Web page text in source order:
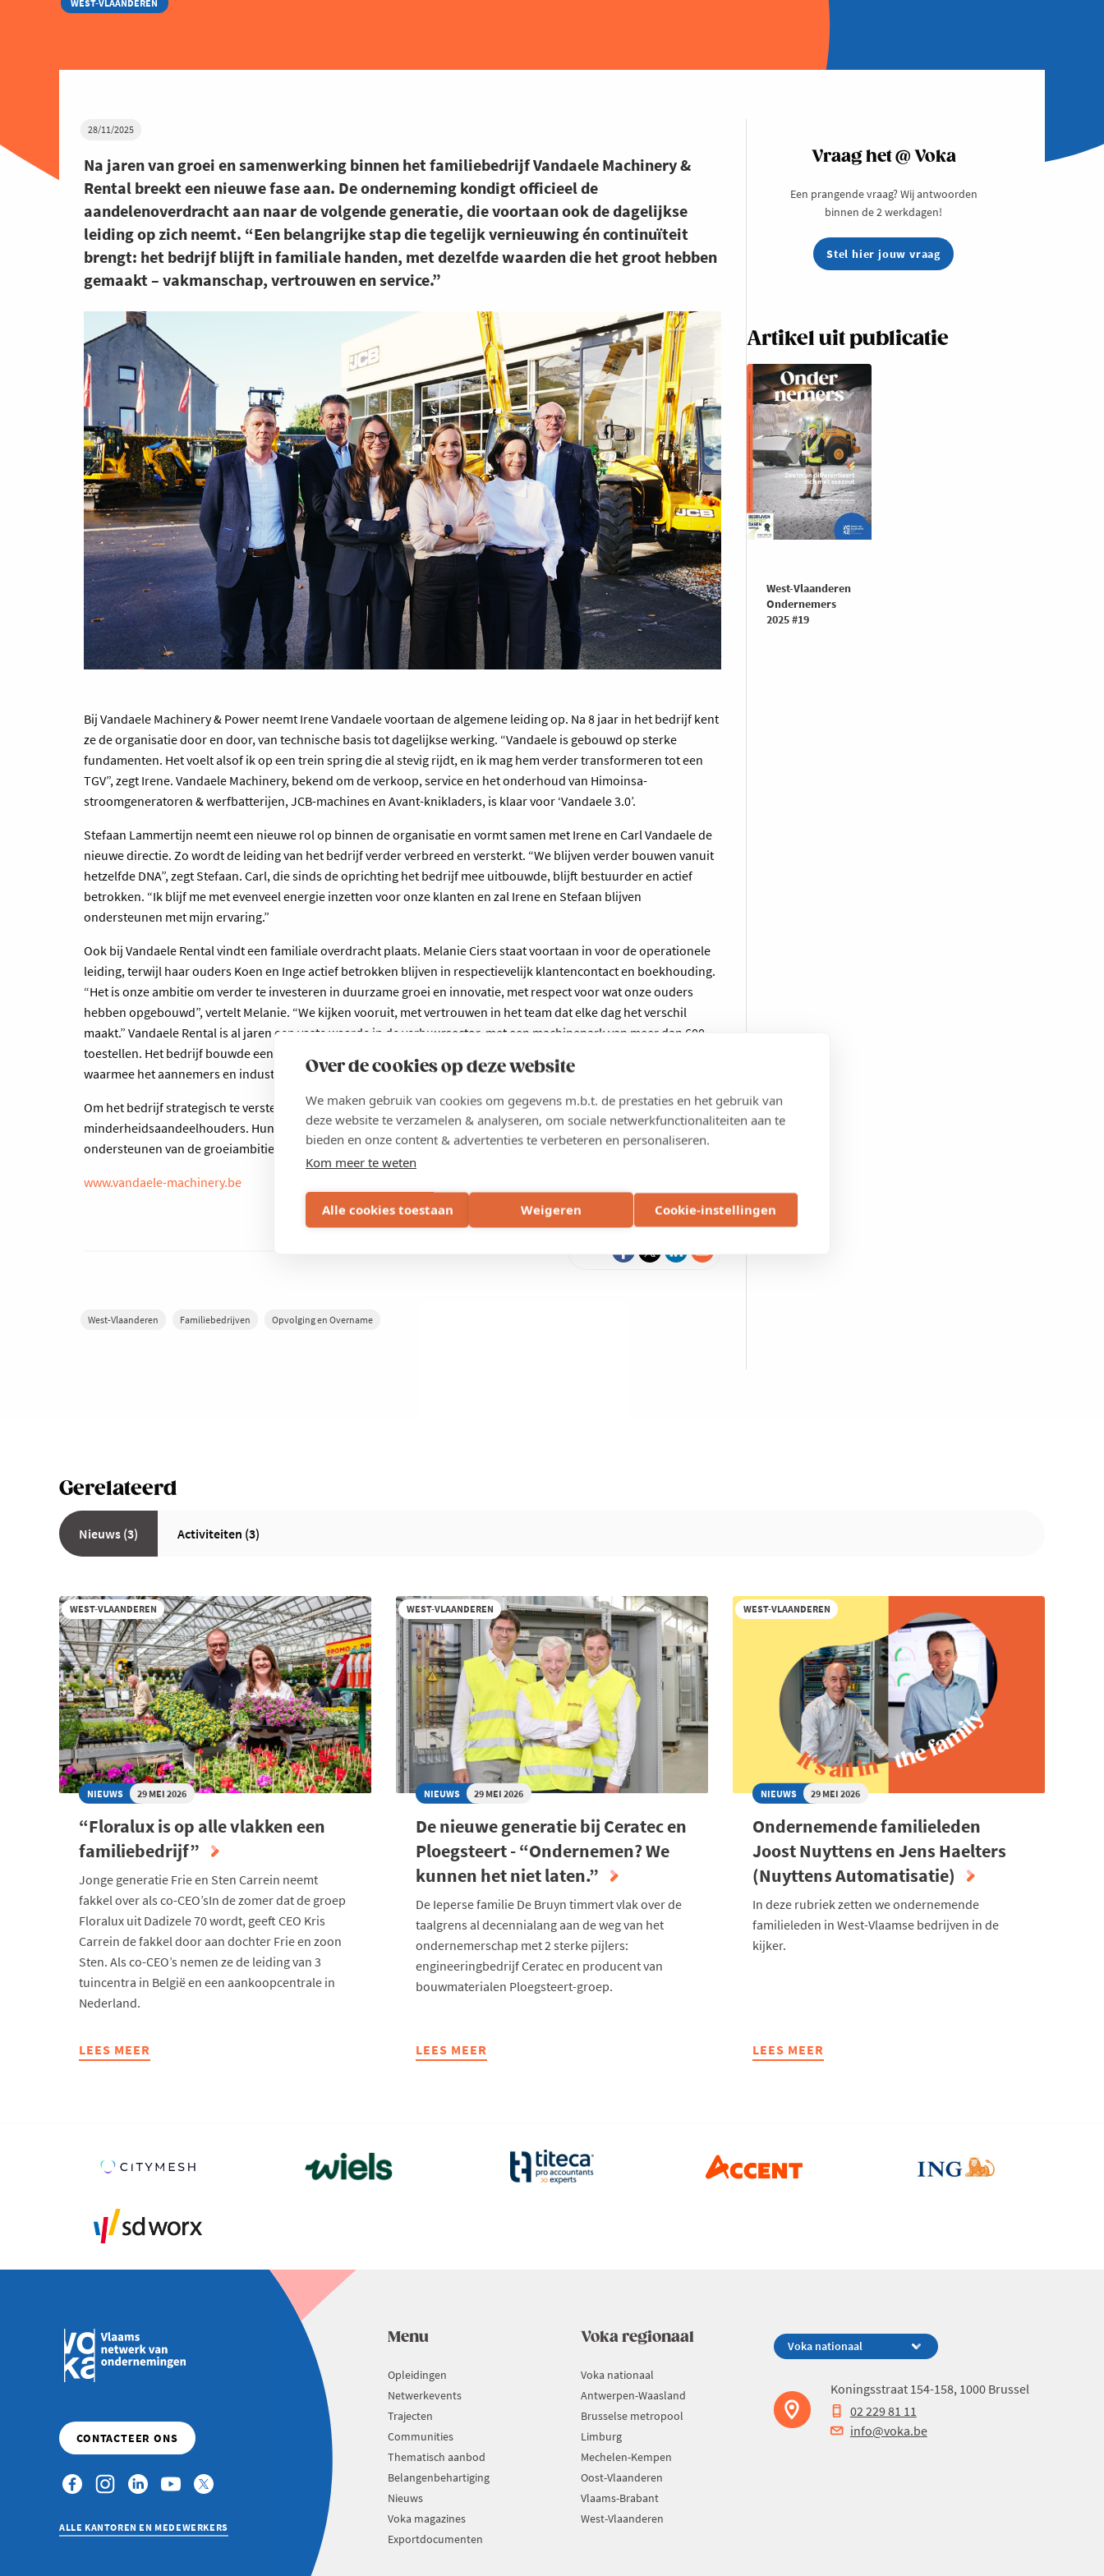
Over de cookies op deze website
We maken gebruik van cookies om gegevens m.b.t. de prestaties en het gebruik van
deze website te verzamelen & analyseren, om sociale netwerkfunctionaliteiten aan te
bieden en onze content & advertenties te verbeteren en personaliseren.
Kom meer te weten
Alle cookies toestaan Weigeren Cookie-instellingen
WEST-VLAANDEREN
28/11/2025
Na jaren van groei en samenwerking binnen het familiebedrijf Vandaele Machinery &
Rental breekt een nieuwe fase aan. De onderneming kondigt officieel de
aandelenoverdracht aan naar de volgende generatie, die voortaan ook de dagelijkse
leiding op zich neemt. “Een belangrijke stap die tegelijk vernieuwing én continuïteit
brengt: het bedrijf blijft in familiale handen, met dezelfde waarden die het groot hebben
gemaakt – vakmanschap, vertrouwen en service.”
Bij Vandaele Machinery & Power neemt Irene Vandaele voortaan de algemene leiding op. Na 8 jaar in het bedrijf kent
ze de organisatie door en door, van technische basis tot dagelijkse werking. “Vandaele is gebouwd op sterke
fundamenten. Het voelt alsof ik op een trein spring die al stevig rijdt, en ik mag hem verder transformeren tot een
TGV”, zegt Irene. Vandaele Machinery, bekend om de verkoop, service en het onderhoud van Himoinsa-
stroomgeneratoren & werfbatterijen, JCB-machines en Avant-knikladers, is klaar voor ‘Vandaele 3.0’.
Stefaan Lammertijn neemt een nieuwe rol op binnen de organisatie en vormt samen met Irene en Carl Vandaele de
nieuwe directie. Zo wordt de leiding van het bedrijf verder verbreed en versterkt. “We blijven verder bouwen vanuit
hetzelfde DNA”, zegt Stefaan. Carl, die sinds de oprichting het bedrijf mee uitbouwde, blijft bestuurder en actief
betrokken. “Ik blijf me met evenveel energie inzetten voor onze klanten en zal Irene en Stefaan blijven
ondersteunen met mijn ervaring.”
Ook bij Vandaele Rental vindt een familiale overdracht plaats. Melanie Ciers staat voortaan in voor de operationele
leiding, terwijl haar ouders Koen en Inge actief betrokken blijven in respectievelijk klantencontact en boekhouding.
“Het is onze ambitie om verder te investeren in duurzame groei en innovatie, met respect voor wat onze ouders
hebben opgebouwd”, vertelt Melanie. “We kijken vooruit, met vertrouwen in het team dat elke dag het verschil
maakt.” Vandaele Rental is al jaren een vaste waarde in de verhuursector, met een machinepark van meer dan 600
toestellen. Het bedrijf bouwde een sterke reputatie op in de verhuur van stroomgeneratoren en werfbatterijen,
waarmee het aannemers en industriële klanten ondersteunt bij energiezuinige en duurzame werven.
Om het bedrijf strategisch te versterken, krijgt Melanie ondersteuning van Thomas Claeren en Olivier Ghekiere als
minderheidsaandeelhouders. Hun rol is adviserend en gericht op het uitbreiden van het netwerk en het
ondersteunen van de groeiambities van Vandaele Rental.
www.vandaele-machinery.be
West-Vlaanderen Familiebedrijven Opvolging en Overname
Vraag het @ Voka
Een prangende vraag? Wij antwoorden
binnen de 2 werkdagen!
Stel hier jouw vraag
Artikel uit publicatie
West-Vlaanderen
Ondernemers
2025 #19
Gerelateerd
Nieuws (3) Activiteiten (3)
WEST-VLAANDEREN
NIEUWS 29 MEI 2026
“Floralux is op alle vlakken een
familiebedrijf”
Jonge generatie Frie en Sten Carrein neemt
fakkel over als co-CEO’sIn de zomer dat de groep
Floralux uit Dadizele 70 wordt, geeft CEO Kris
Carrein de fakkel door aan dochter Frie en zoon
Sten. Als co-CEO’s nemen ze de leiding van 3
tuincentra in België en een aankoopcentrale in
Nederland.
LEES MEER
ABOUT
EEN
WEST-VLAANDEREN
NIEUWS 29 MEI 2026
De nieuwe generatie bij Ceratec en
Ploegsteert - “Ondernemen? We
kunnen het niet laten.”
De Ieperse familie De Bruyn timmert vlak over de
taalgrens al decennialang aan de weg van het
ondernemerschap met 2 sterke pijlers:
engineeringbedrijf Ceratec en producent van
bouwmaterialen Ploegsteert-groep.
LEES MEER
ABOUT
WEST-VLAANDEREN
NIEUWS 29 MEI 2026
Ondernemende familieleden
Joost Nuyttens en Jens Haelters
(Nuyttens Automatisatie)
In deze rubriek zetten we ondernemende
familieleden in West-Vlaamse bedrijven in de
kijker.
LEES MEER
ABOUT
JENS
ALLE KANTOREN EN MEDEWERKERS
Menu
Opleidingen
Netwerkevents
Trajecten
Communities
Thematisch aanbod
Belangenbehartiging
Nieuws
Voka magazines
Exportdocumenten
Voka regionaal
Voka nationaal
Antwerpen-Waasland
Brusselse metropool
Limburg
Mechelen-Kempen
Oost-Vlaanderen
Vlaams-Brabant
West-Vlaanderen
Koningsstraat 154-158, 1000 Brussel
02 229 81 11
info@voka.be